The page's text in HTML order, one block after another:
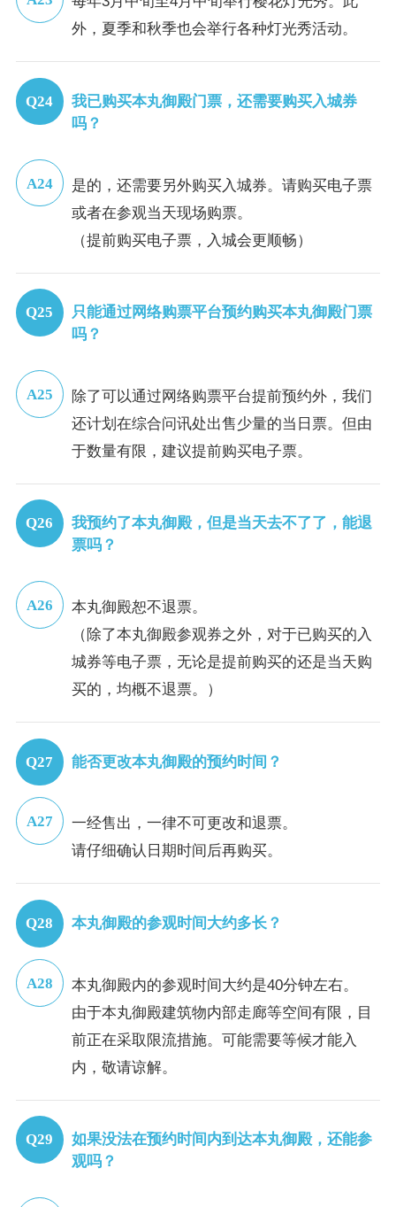
外，夏季和秋季也会举行各种灯光秀活动。
我已购买本丸御殿门票，还需要购买入城券
吗？
是的，还需要另外购买入城券。请购买电子票
或者在参观当天现场购票。
（提前购买电子票，入城会更顺畅）
只能通过网络购票平台预约购买本丸御殿门票
吗？
除了可以通过网络购票平台提前预约外，我们
还计划在综合问讯处出售少量的当日票。但由
于数量有限，建议提前购买电子票。
我预约了本丸御殿，但是当天去不了了，能退
票吗？
本丸御殿恕不退票。
（除了本丸御殿参观券之外，对于已购买的入
城券等电子票，无论是提前购买的还是当天购
买的，均概不退票。）
能否更改本丸御殿的预约时间？
一经售出，一律不可更改和退票。
请仔细确认日期时间后再购买。
本丸御殿的参观时间大约多长？
本丸御殿内的参观时间大约是40分钟左右。
由于本丸御殿建筑物内部走廊等空间有限，目
前正在采取限流措施。可能需要等候才能入
内，敬请谅解。
如果没法在预约时间内到达本丸御殿，还能参
观吗？